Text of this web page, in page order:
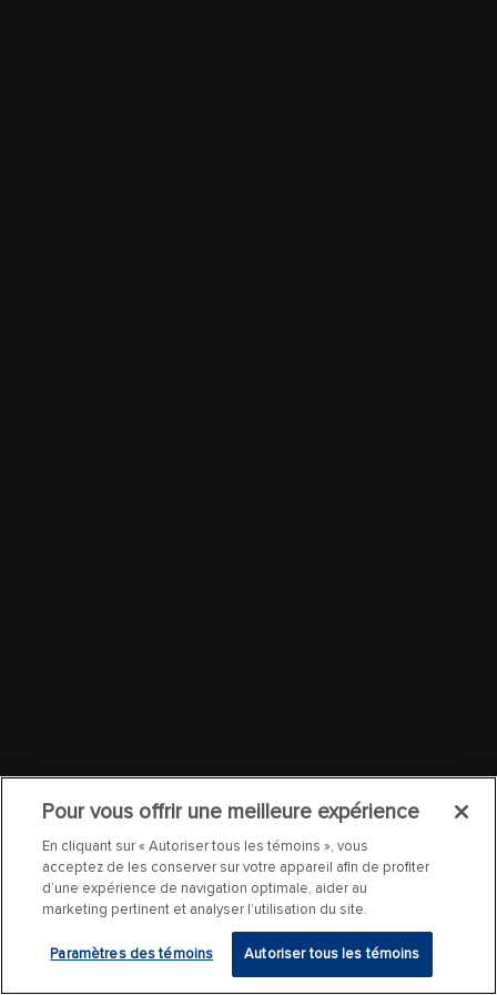
Pour vous offrir une meilleure expérience
En cliquant sur « Autoriser tous les témoins », vous
acceptez de les conserver sur votre appareil afin de profiter
d’une expérience de navigation optimale, aider au
marketing pertinent et analyser l’utilisation du site.
Paramètres des témoins Autoriser tous les témoins